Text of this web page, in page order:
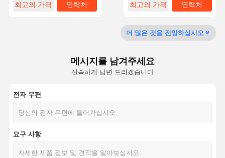
공장 투어 품질 관리 뉴스
견적 요청
실험실 초순수 시스템
최고의 가격
연락처
최고의 가격
연락처
더 많은 것을 전망하십시오
메시지를 남겨주세요
신속하게 답변 드리겠습니다
전자 우편
요구 사항